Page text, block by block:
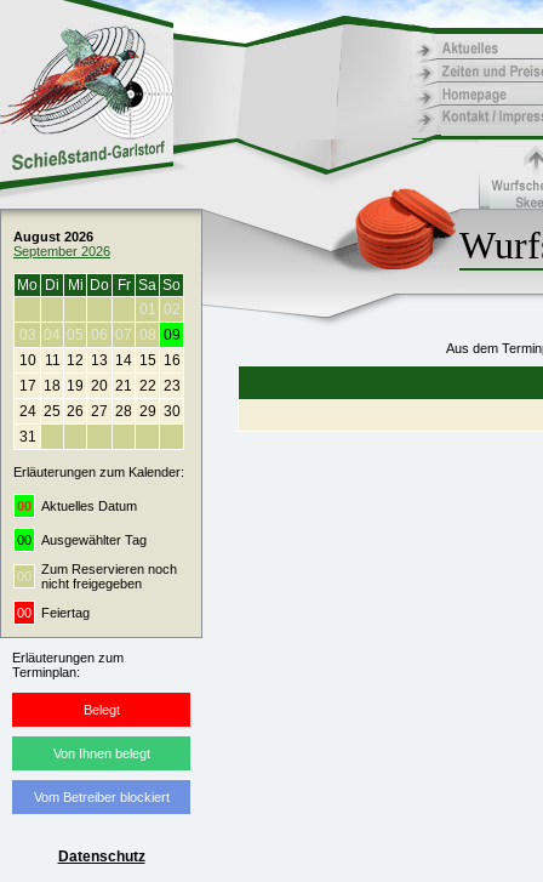
August 2026
September 2026
Mo Di Mi Do Fr Sa So
01 02
03 04 05 06 07 08 09
10
11 12 13 14 15 16
17 18 19 20 21 22 23
24 25 26 27 28 29 30
31
Erläuterungen zum Kalender:
00 Aktuelles Datum
00 Ausgewählter Tag
00
Zum Reservieren noch
nicht freigegeben
00
Feiertag
Erläuterungen zum
Terminplan:
Belegt
Von Ihnen belegt
Vom Betreiber blockiert
Datenschutz
Aus dem